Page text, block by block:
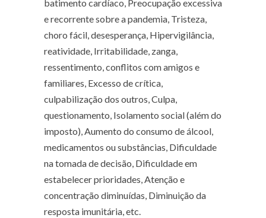
batimento cardíaco, Preocupação excessiva
e recorrente sobre a pandemia, Tristeza,
choro fácil, desesperança, Hipervigilância,
reatividade, Irritabilidade, zanga,
ressentimento, conflitos com amigos e
familiares, Excesso de crítica,
culpabilização dos outros, Culpa,
questionamento, Isolamento social (além do
imposto), Aumento do consumo de álcool,
medicamentos ou substâncias, Dificuldade
na tomada de decisão, Dificuldade em
estabelecer prioridades, Atenção e
concentração diminuídas, Diminuição da
resposta imunitária, etc.